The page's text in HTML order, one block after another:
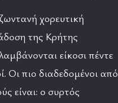
χορευτική
της Κρήτης
είκοσι πέντε
Οι πιο διαδεδομένοι από
είναι: ο συρτός